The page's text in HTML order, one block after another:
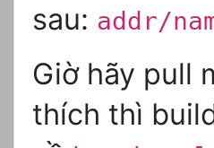
sau: addr/
Giờ hãy pull
thích thì